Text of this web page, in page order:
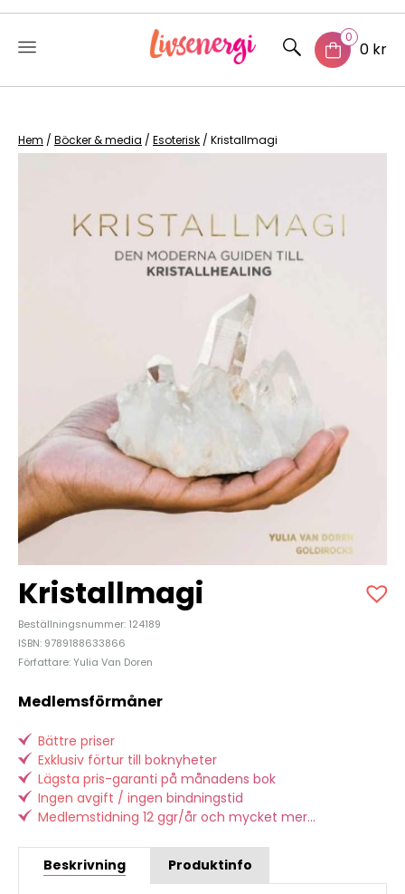
content
0
0 kr
Hem / Böcker & media / Esoterisk / Kristallmagi
Kristallmagi
Beställningsnummer: 124189
ISBN: 9789188633866
Författare: Yulia Van Doren
Medlemsförmåner
Bättre priser
Exklusiv förtur till boknyheter
Lägsta pris-garanti på månadens bok
Ingen avgift / ingen bindningstid
Medlemstidning 12 ggr/år och mycket mer...
Beskrivning Produktinfo